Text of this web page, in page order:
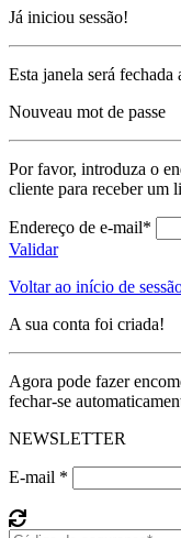
Já iniciou sessão!
Esta janela será
Nouveau mot de passe
Por favor, introduza o
cliente para receber um
Endereço de e-mail*
Validar
Voltar ao início de
A sua conta foi criada!
Agora pode fazer
fechar-se
NEWSLETTER
E-mail *